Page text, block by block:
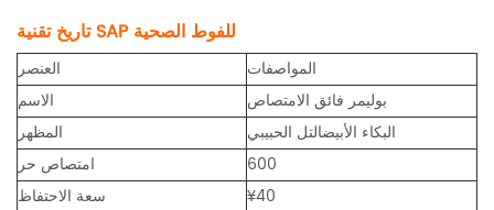
تاريخ تقنية SAP للفوط الصحية
العنصر
المواصفات
الاسم
بوليمر فائق الامتصاص
المظهر
البكاء الأبيضالتل الحبيبي
امتصاص حر
600
سعة الاحتفاظ
¥40